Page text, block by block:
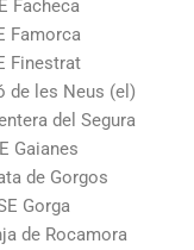
Facheca
Famorca
Finestrat
de les Neus (el)
del Segura
Gaianes
de Gorgos
Gorga
de Rocamora